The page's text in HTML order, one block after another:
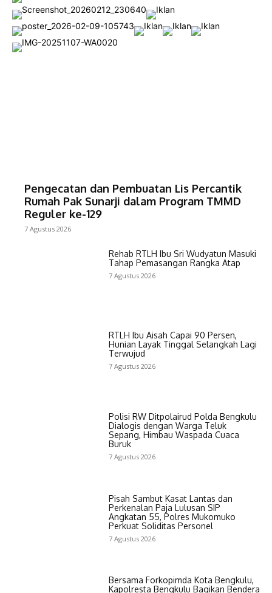
Pengecatan dan Pembuatan Lis Percantik
Rumah Pak Sunarji dalam Program TMMD
Reguler ke-129
7 Agustus 2026
Rehab RTLH Ibu Sri Wudyatun Masuki
Tahap Pemasangan Rangka Atap
7 Agustus 2026
RTLH Ibu Aisah Capai 90 Persen,
Hunian Layak Tinggal Selangkah Lagi
Terwujud
7 Agustus 2026
Polisi RW Ditpolairud Polda Bengkulu
Dialogis dengan Warga Teluk
Sepang, Himbau Waspada Cuaca
Buruk
7 Agustus 2026
Pisah Sambut Kasat Lantas dan
Perkenalan Paja Lulusan SIP
Angkatan 55, Polres Mukomuko
Perkuat Soliditas Personel
7 Agustus 2026
Bersama Forkopimda Kota Bengkulu,
Kapolresta Bengkulu Bagikan Bendera